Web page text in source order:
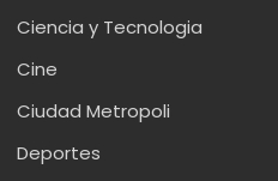
Ciencia y Tecnologia
Cine
Ciudad Metropoli
Deportes